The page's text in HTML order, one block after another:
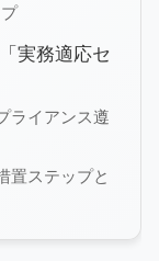
実務適応セ
ライアンス遵
置ステップと